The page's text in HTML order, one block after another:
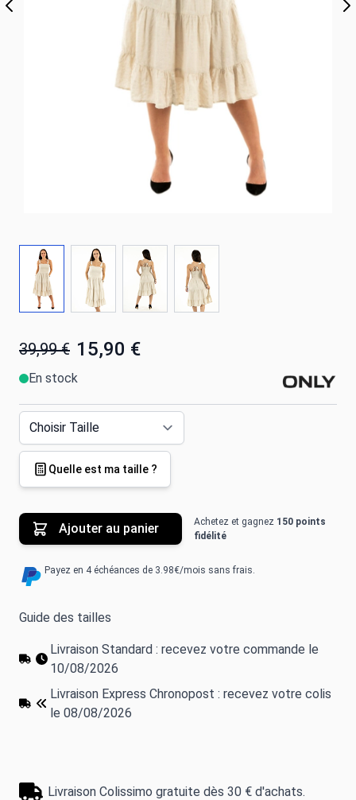
39,99 € 15,90 €
En stock
Quelle est ma taille ?
Ajouter au panier Achetez et gagnez 150 points
fidélité
Payez en 4 échéances de 3.98€/mois sans frais.
Guide des tailles
Livraison Standard : recevez votre commande le
10/08/2026
Livraison Express Chronopost : recevez votre colis
le 08/08/2026
Livraison Colissimo gratuite dès 30 € d'achats.